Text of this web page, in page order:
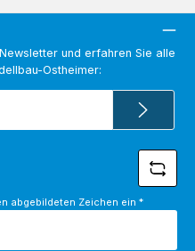
und erfahren Sie alle
Ostheimer:
abgebildeten Zeichen ein *